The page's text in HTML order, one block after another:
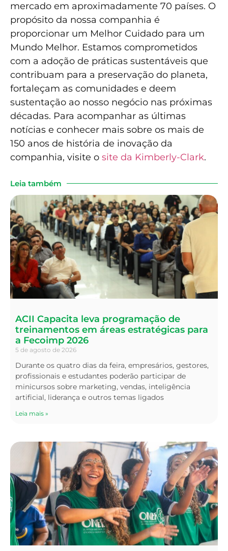
mercado em aproximadamente 70 países. O
propósito da nossa companhia é
proporcionar um Melhor Cuidado para um
Mundo Melhor. Estamos comprometidos
com a adoção de práticas sustentáveis que
contribuam para a preservação do planeta,
fortaleçam as comunidades e deem
sustentação ao nosso negócio nas próximas
décadas. Para acompanhar as últimas
notícias e conhecer mais sobre os mais de
150 anos de história de inovação da
companhia, visite o site da Kimberly-Clark.
Leia também
ACII Capacita leva programação de
treinamentos em áreas estratégicas para
a Fecoimp 2026
5 de agosto de 2026
Durante os quatro dias da feira, empresários, gestores,
profissionais e estudantes poderão participar de
minicursos sobre marketing, vendas, inteligência
artificial, liderança e outros temas ligados
Leia mais »